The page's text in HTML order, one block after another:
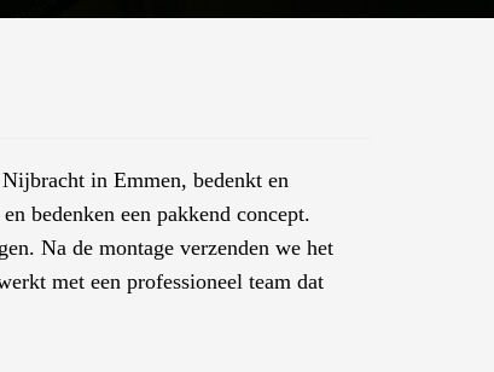
in Emmen, bedenkt en
bedenken een pakkend concept.
Na de montage verzenden we het
met een professioneel team dat